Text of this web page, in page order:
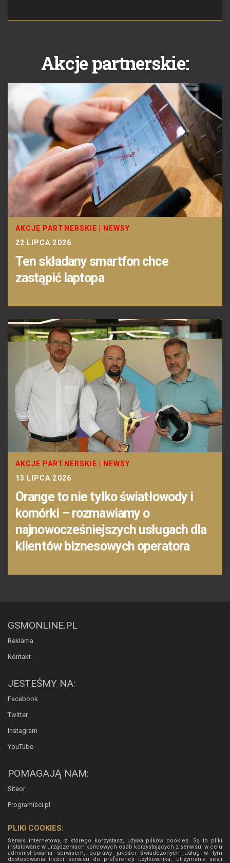
Akcje partnerskie:
AKCJE PARTNERSKIE
NEWSY
22 LIPCA 2026
Ten składany smartfon chce
zastąpić laptopa
AKCJE PARTNERSKIE
NEWSY
13 LIPCA 2026
Orange to nie tylko światłowody i
komórki – rozmawiamy o
najnowocześniejszych usługach dla
klientów biznesowych operatora
GSMONLINE.PL
Reklama
Kontakt
JESTEŚMY NA:
Facebook
Twitter
Instagram
YouTube
POMAGAJĄ NAM:
Siteor
Programiści.pl
PLIKI COOKIES:
Serwis internetowy, z którego korzystasz, używa plików cookies. Są to pliki
instalowane w urządzeniach końcowych osób korzystających z serwisu, w celu
administrowania serwisem, poprawy jakości świadczonych usług w tym
dostosowania treści serwisu do preferencji użytkownika, utrzymania sesji